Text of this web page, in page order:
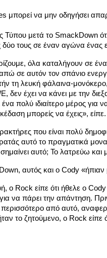
μπορεί να μην οδηγήσει
μετά το SmackDown
τους σε έναν αγώνα ένας
όλα καταλήγουν σε
σε αυτόν τον σπάνιο
τη λευκή φάλαινα-
δεν έχει να κάνει με την
πολύ ιδιαίτερο μέρος για
μπορείς να έχεις», είπε.
που είναι πολύ
αυτό το πραγματικά
αυτό; Το λατρεύω
αυτός και ο Cody «ήπιαν
ο Rock είπε ότι ήθελε ο
να πάρει την απάντηση.
περισσότερο από αυτό,
το ζητούμενο, ο Rock είπε